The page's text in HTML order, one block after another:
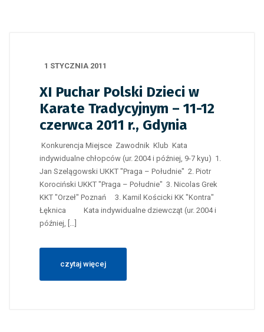
1 STYCZNIA 2011
XI Puchar Polski Dzieci w
Karate Tradycyjnym – 11-12
czerwca 2011 r., Gdynia
Konkurencja Miejsce Zawodnik Klub Kata
indywidualne chłopców (ur. 2004 i później, 9-7 kyu) 1.
Jan Szelągowski UKKT "Praga – Południe" 2. Piotr
Korociński UKKT "Praga – Południe" 3. Nicolas Grek
KKT "Orzeł" Poznań 3. Kamil Kościcki KK "Kontra"
Łęknica Kata indywidualne dziewcząt (ur. 2004 i
później, […]
czytaj więcej